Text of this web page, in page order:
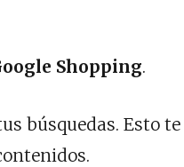
Shopping.
búsquedas. Esto te